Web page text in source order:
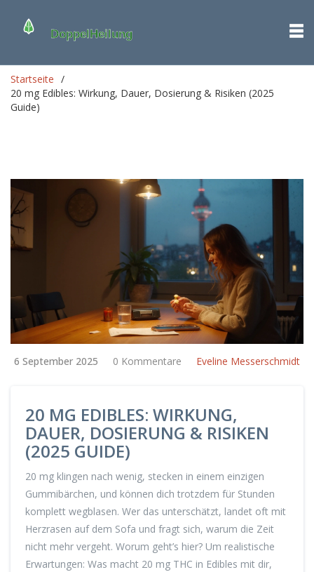
Startseite
20 mg Edibles: Wirkung, Dauer, Dosierung & Risiken (2025
Guide)
6 September 2025 0 Kommentare Eveline Messerschmidt
20 MG EDIBLES: WIRKUNG,
DAUER, DOSIERUNG & RISIKEN
(2025 GUIDE)
20 mg klingen nach wenig, stecken in einem einzigen
Gummibärchen, und können dich trotzdem für Stunden
komplett wegblasen. Wer das unterschätzt, landet oft mit
Herzrasen auf dem Sofa und fragt sich, warum die Zeit
nicht mehr vergeht. Worum geht’s hier? Um realistische
Erwartungen: Was macht 20 mg THC in Edibles mit dir,